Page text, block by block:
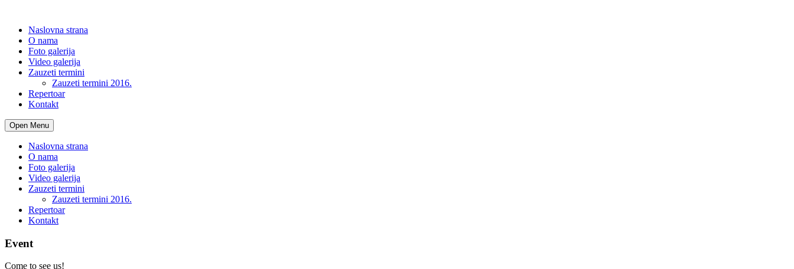
Naslovna strana
O nama
Foto galerija
Video galerija
Zauzeti termini
Zauzeti termini 2016.
Repertoar
Kontakt
Open Menu
Naslovna strana
O nama
Foto galerija
Video galerija
Zauzeti termini
Zauzeti termini 2016.
Repertoar
Kontakt
Event
Come to see us!